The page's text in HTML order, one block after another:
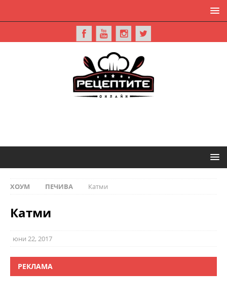
ХОУМ ПЕЧИВА Катми
Катми
юни 22, 2017
РЕКЛАМА